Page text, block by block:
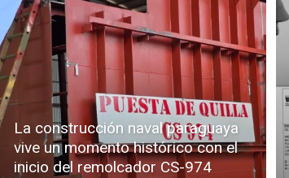
La construcción naval paraguaya
vive un momento histórico con el
inicio del remolcador CS-974